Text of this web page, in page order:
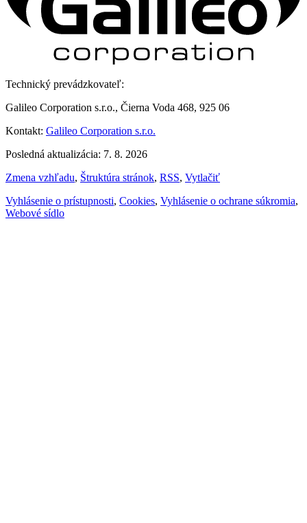
Technický prevádzkovateľ:
Galileo Corporation s.r.o., Čierna Voda 468, 925 06
Kontakt: Galileo Corporation s.r.o.
Posledná aktualizácia: 7. 8. 2026
Zmena vzhľadu, Štruktúra stránok, RSS, Vytlačiť
Vyhlásenie o prístupnosti, Cookies, Vyhlásenie o ochrane súkromia,
Webové sídlo